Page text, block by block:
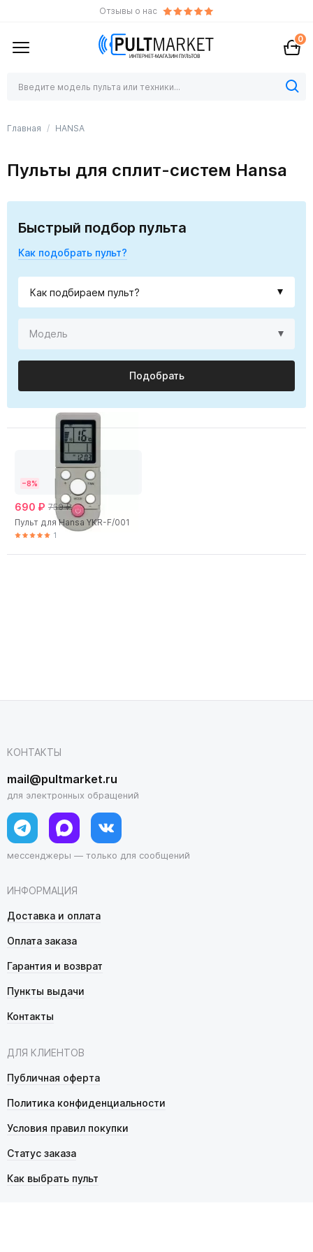
Отзывы о нас
0
Главная HANSA
Пульты для сплит-систем Hansa
Быстрый подбор пульта
Как подобрать пульт?
Подобрать
−8%
690 ₽ 750 ₽
Пульт для Hansa YKR-F/001
1
ИНФОРМАЦИЯ
Доставка и оплата
Оплата заказа
Гарантия и возврат
Пункты выдачи
Контакты
ДЛЯ КЛИЕНТОВ
Публичная оферта
Политика конфиденциальности
Условия правил покупки
Статус заказа
Как выбрать пульт
КОНТАКТЫ
mail@pultmarket.ru
для электронных обращений
мессенджеры — только для сообщений